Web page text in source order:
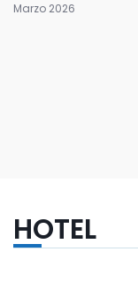
Marzo 2026
HOTEL